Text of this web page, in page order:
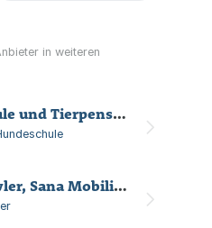
in weiteren
Hundeschule und Tierpension Helfrich KG
Ursula Fowler, Sana Mobili Tierheilpraxis